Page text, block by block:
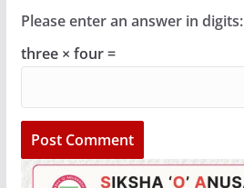
Please enter an answer in digits:
three × four =